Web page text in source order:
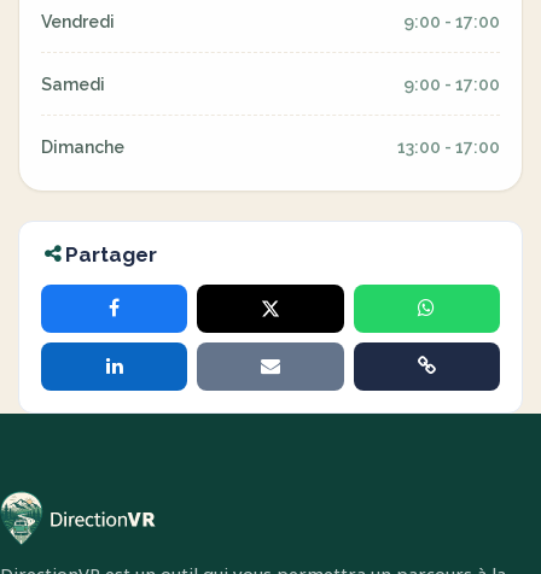
Vendredi 9:00 - 17:00
Samedi 9:00 - 17:00
Dimanche 13:00 - 17:00
Partager